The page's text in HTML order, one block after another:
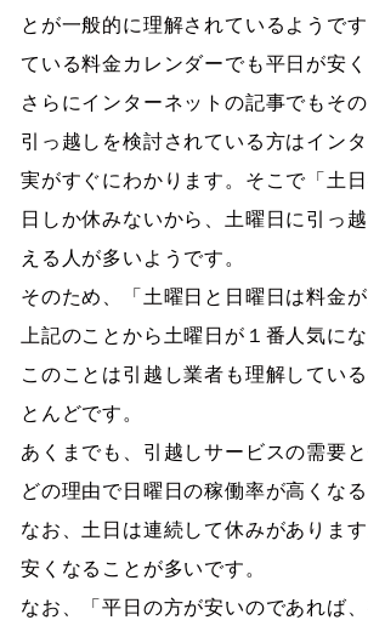
とが一般的に理解されているようで
ている料金カレンダーでも平日が安
さらにインターネットの記事でもそ
引っ越しを検討されている方はイン
実がすぐにわかります。そこで「土
日しか休みないから、土曜日に引っ
える人が多いようです。
そのため、「土曜日と日曜日は料金
上記のことから土曜日が１番人気にな
このことは引越し業者も理解してい
とんどです。
あくまでも、引越しサービスの需要
どの理由で日曜日の稼働率が高くな
なお、土日は連続して休みがありま
安くなることが多いです。
なお、「平日の方が安いのであれば